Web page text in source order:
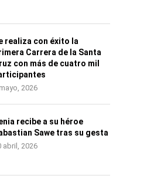
realiza con éxito la
Carrera de la Santa
con más de cuatro mil
2026
recibe a su héroe
Sawe tras su gesta
abril, 2026